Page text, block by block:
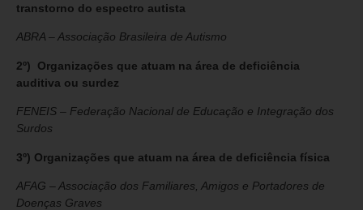
transtorno do espectro autista
ABRA – Associação Brasileira de Autismo
2º) Organizações que atuam na área de deficiência
auditiva ou surdez
FENEIS – Federação Nacional de Educação e Integração dos
Surdos
3º) Organizações que atuam na área de deficiência física
AFAG – Associação dos Familiares, Amigos e Portadores de
Doenças Graves